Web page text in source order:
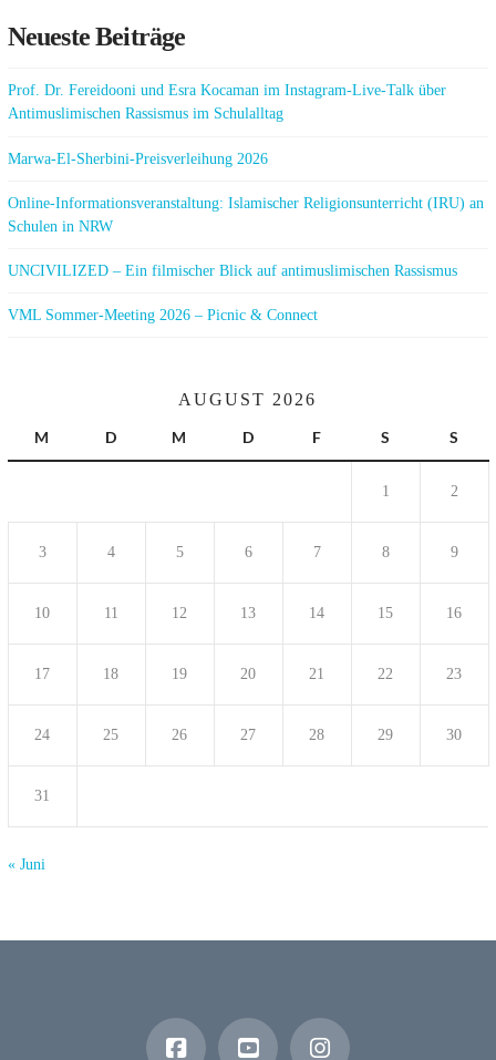
Neueste Beiträge
Prof. Dr. Fereidooni und Esra Kocaman im Instagram-Live-Talk über
Antimuslimischen Rassismus im Schulalltag
Marwa-El-Sherbini-Preisverleihung 2026
Online-Informationsveranstaltung: Islamischer Religionsunterricht (IRU) an
Schulen in NRW
UNCIVILIZED – Ein filmischer Blick auf antimuslimischen Rassismus
VML Sommer-Meeting 2026 – Picnic & Connect
AUGUST 2026
M
D M D F S S
1 2
3 4 5 6 7 8 9
10 11 12 13 14 15 16
17 18 19 20 21 22 23
24 25 26 27 28 29 30
31
« Juni